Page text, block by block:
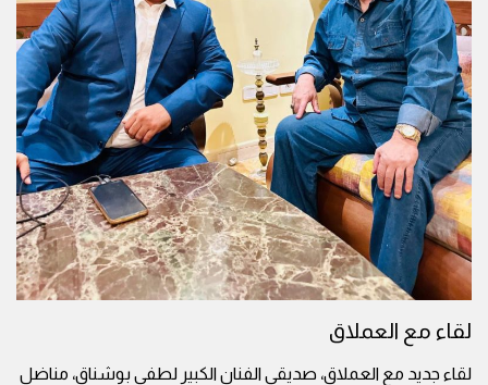
لقاء مع العملاق
لقاء جديد مع العملاق، صديقي الفنان الكبير لطفي بوشناق، مناضل